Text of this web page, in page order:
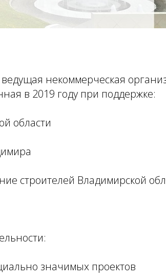
некоммерческая
в 2019 году при поддержке:
области
строителей Владимирской
значимых проектов